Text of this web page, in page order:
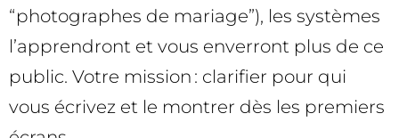
“photographes de mariage”), les systèmes
l’apprendront et vous enverront plus de ce
public. Votre mission : clarifier pour qui
vous écrivez et le montrer dès les premiers